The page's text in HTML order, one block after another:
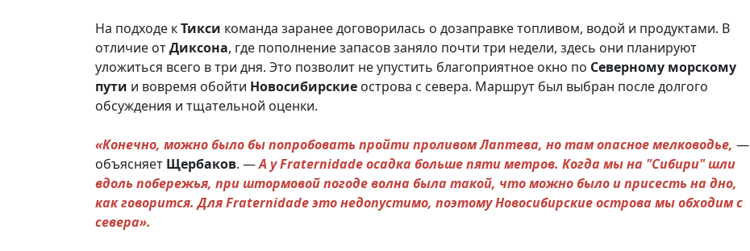
На подходе кТикси команда заранее договорилась о дозаправке топливом, водой и продуктами. В
отличие отДиксона, где пополнение запасов заняло почти три недели, здесь они планируют
уложиться всего в три дня. Это позволит не упустить благоприятное окно по Северному морскому
пути и вовремя обойти Новосибирские острова с севера. Маршрут был выбран после долгого
обсуждения и тщательной оценки.
«Конечно, можно было бы попробовать пройти проливом Лаптева, но там опасное мелководье, —
объясняет Щербаков. —А у Fraternidade осадка больше пяти метров. Когда мы на "Сибири" шли
вдоль побережья, при штормовой погоде волна была такой, что можно было и присесть на дно,
как говорится. Для Fraternidade это недопустимо, поэтому Новосибирские острова мы обходим с
севера».